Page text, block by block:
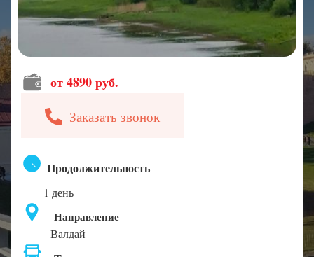
от 4890 руб.
Заказать звонок
Продолжительность
1 день
Направление
Валдай